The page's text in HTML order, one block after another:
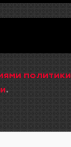
политики
.